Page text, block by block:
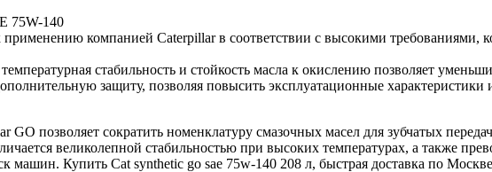
75W-140
компанией Caterpillar в соответствии с высокими требованиями,
стабильность и стойкость масла к окислению позволяет
защиту, позволяя повысить эксплуатационные
позволяет сократить номенклатуру смазочных масел для зубчатых
великолепной стабильностью при высоких температурах, а также
машин. Купить Сat synthetic go sae 75w-140 208 л, быстрая доставка по